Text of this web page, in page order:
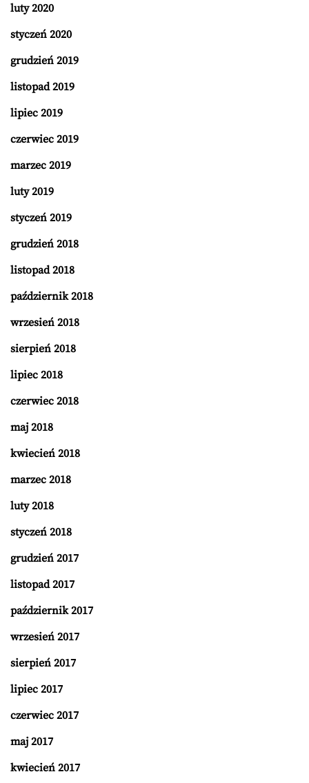
luty 2020
styczeń 2020
grudzień 2019
listopad 2019
lipiec 2019
czerwiec 2019
marzec 2019
luty 2019
styczeń 2019
grudzień 2018
listopad 2018
październik 2018
wrzesień 2018
sierpień 2018
lipiec 2018
czerwiec 2018
maj 2018
kwiecień 2018
marzec 2018
luty 2018
styczeń 2018
grudzień 2017
listopad 2017
październik 2017
wrzesień 2017
sierpień 2017
lipiec 2017
czerwiec 2017
maj 2017
kwiecień 2017